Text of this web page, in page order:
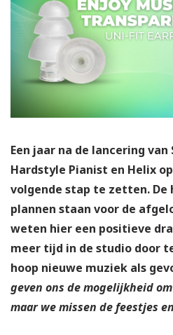
Een jaar na de lancering
Hardstyle Pianist en Helix
volgende stap te zetten. De
plannen staan voor de
weten hier een positieve
meer tijd in de studio door
hoop nieuwe muziek als
geven ons de mogelijkheid
maar we missen de feestjes